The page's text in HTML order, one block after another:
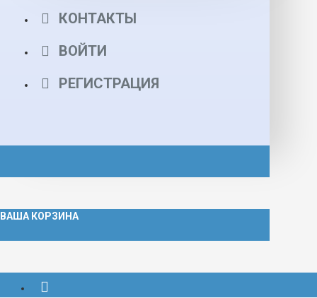
КОНТАКТЫ
ВОЙТИ
РЕГИСТРАЦИЯ
ВАША КОРЗИНА